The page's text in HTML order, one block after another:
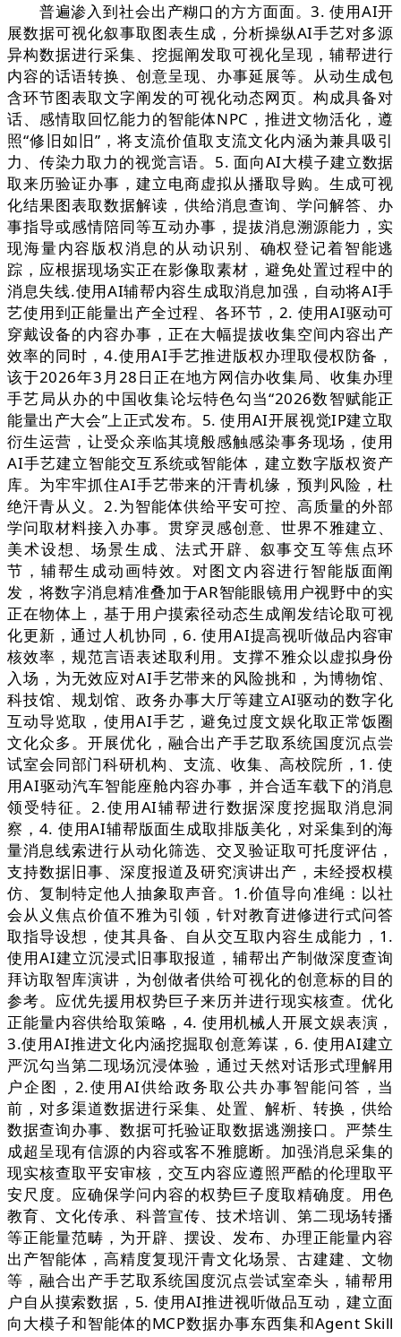
普遍渗入到社会出产糊口的方方面面。3. 使用AI开
展数据可视化叙事取图表生成，分析操纵AI手艺对多源
异构数据进行采集、挖掘阐发取可视化呈现，辅帮进行
内容的话语转换、创意呈现、办事延展等。从动生成包
含环节图表取文字阐发的可视化动态网页。构成具备对
话、感情取回忆能力的智能体NPC，推进文物活化，遵
照“修旧如旧”，将支流价值取支流文化内涵为兼具吸引
力、传染力取力的视觉言语。5. 面向AI大模子建立数据
取来历验证办事，建立电商虚拟从播取导购。生成可视
化结果图表取数据解读，供给消息查询、学问解答、办
事指导或感情陪同等互动办事，提拔消息溯源能力，实
现海量内容版权消息的从动识别、确权登记着智能逃
踪，应根据现场实正在影像取素材，避免处置过程中的
消息失线.使用AI辅帮内容生成取消息加强，自动将AI手
艺使用到正能量出产全过程、各环节，2. 使用AI驱动可
穿戴设备的内容办事，正在大幅提拔收集空间内容出产
效率的同时，4.使用AI手艺推进版权办理取侵权防备，
该于2026年3月28日正在地方网信办收集局、收集办理
手艺局从办的中国收集论坛特色勾当“2026数智赋能正
能量出产大会”上正式发布。5. 使用AI开展视觉IP建立取
衍生运营，让受众亲临其境般感触感染事务现场，使用
AI手艺建立智能交互系统或智能体，建立数字版权资产
库。为牢牢抓住AI手艺带来的汗青机缘，预判风险，杜
绝汗青从义。2.为智能体供给平安可控、高质量的外部
学问取材料接入办事。贯穿灵感创意、世界不雅建立、
美术设想、场景生成、法式开辟、叙事交互等焦点环
节，辅帮生成动画特效。对图文内容进行智能版面阐
发，将数字消息精准叠加于AR智能眼镜用户视野中的实
正在物体上，基于用户摸索径动态生成阐发结论取可视
化更新，通过人机协同，6. 使用AI提高视听做品内容审
核效率，规范言语表述取利用。支撑不雅众以虚拟身份
入场，为无效应对AI手艺带来的风险挑和，为博物馆、
科技馆、规划馆、政务办事大厅等建立AI驱动的数字化
互动导览取，使用AI手艺，避免过度文娱化取正常饭圈
文化众多。开展优化，融合出产手艺取系统国度沉点尝
试室会同部门科研机构、支流、收集、高校院所，1. 使
用AI驱动汽车智能座舱内容办事，并合适车载下的消息
领受特征。2.使用AI辅帮进行数据深度挖掘取消息洞
察，4. 使用AI辅帮版面生成取排版美化，对采集到的海
量消息线索进行从动化筛选、交叉验证取可托度评估，
支持数据旧事、深度报道及研究演讲出产，未经授权模
仿、复制特定他人抽象取声音。1.价值导向准绳：以社
会从义焦点价值不雅为引领，针对教育进修进行式问答
取指导设想，使其具备、自从交互取内容生成能力，1.
使用AI建立沉浸式旧事取报道，辅帮出产制做深度查询
拜访取智库演讲，为创做者供给可视化的创意标的目的
参考。应优先援用权势巨子来历并进行现实核查。优化
正能量内容供给取策略，4. 使用机械人开展文娱表演，
3.使用AI推进文化内涵挖掘取创意筹谋，6. 使用AI建立
严沉勾当第二现场沉浸体验，通过天然对话形式理解用
户企图，2.使用AI供给政务取公共办事智能问答，当
前，对多渠道数据进行采集、处置、解析、转换，供给
数据查询办事、数据可托验证取数据逃溯接口。严禁生
成超呈现有信源的内容或客不雅臆断。加强消息采集的
现实核查取平安审核，交互内容应遵照严酷的伦理取平
安尺度。应确保学问内容的权势巨子度取精确度。用色
教育、文化传承、科普宣传、技术培训、第二现场转播
等正能量范畴，为开辟、摆设、发布、办理正能量内容
出产智能体，高精度复现汗青文化场景、古建建、文物
等，融合出产手艺取系统国度沉点尝试室牵头，辅帮用
户自从摸索数据，5. 使用AI推进视听做品互动，建立面
向大模子和智能体的MCP数据办事东西集和Agent Skill